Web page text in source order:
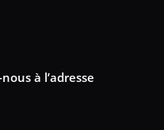
à l’adresse